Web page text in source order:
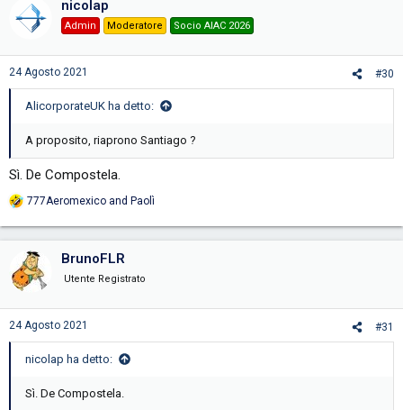
nicolap
Admin Moderatore Socio AIAC 2026
24 Agosto 2021 #30
AlicorporateUK ha detto:
A proposito, riaprono Santiago ?
Sì. De Compostela.
R
n
s
777Aeromexico and Paolì
BrunoFLR
Utente Registrato
24 Agosto 2021 #31
nicolap ha detto:
Sì. De Compostela.